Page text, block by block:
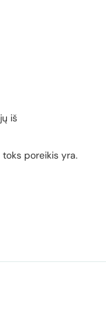
iš
poreikis yra.